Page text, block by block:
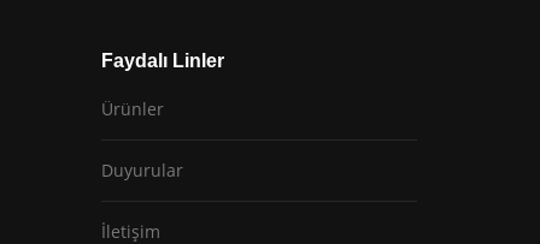
Faydalı Linler
Ürünler
Duyurular
İletişim